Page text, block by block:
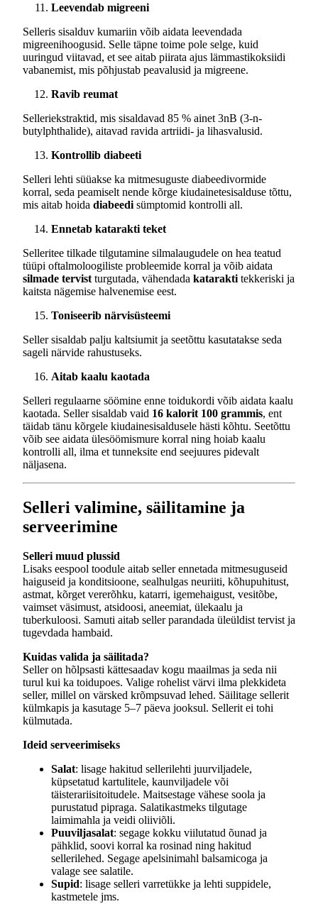
Leevendab migreeni
Selleris sisalduv kumariin võib aidata leevendada
migreenihoogusid. Selle täpne toime pole selge, kuid
uuringud viitavad, et see aitab piirata ajus lämmastikoksiidi
vabanemist, mis põhjustab peavalusid ja migreene.
Ravib reumat
Selleriekstraktid, mis sisaldavad 85 % ainet 3nB (3-n-
butylphthalide), aitavad ravida artriidi- ja lihasvalusid.
Kontrollib diabeeti
Selleri lehti süüakse ka mitmesuguste diabeedivormide
korral, seda peamiselt nende kõrge kiudainetesisalduse tõttu,
mis aitab hoida diabeedi sümptomid kontrolli all.
Ennetab katarakti teket
Selleritee tilkade tilgutamine silmalaugudele on hea teatud
tüüpi oftalmoloogiliste probleemide korral ja võib aidata
silmade tervist turgutada, vähendada katarakti tekkeriski ja
kaitsta nägemise halvenemise eest.
Toniseerib närvisüsteemi
Seller sisaldab palju kaltsiumit ja seetõttu kasutatakse seda
sageli närvide rahustuseks.
Aitab kaalu kaotada
Selleri regulaarne söömine enne toidukordi võib aidata kaalu
kaotada. Seller sisaldab vaid 16 kalorit 100 grammis, ent
täidab tänu kõrgele kiudainesisaldusele hästi kõhtu. Seetõttu
võib see aidata ülesöömismure korral ning hoiab kaalu
kontrolli all, ilma et tunneksite end seejuures pidevalt
näljasena.
Selleri valimine, säilitamine ja
serveerimine
Selleri muud plussid
Lisaks eespool toodule aitab seller ennetada mitmesuguseid
haiguseid ja konditsioone, sealhulgas neuriiti, kõhupuhitust,
astmat, kõrget vererõhku, katarri, igemehaigust, vesitõbe,
vaimset väsimust, atsidoosi, aneemiat, ülekaalu ja
tuberkuloosi. Samuti aitab seller parandada üleüldist tervist ja
tugevdada hambaid.
Kuidas valida ja säilitada?
Seller on hõlpsasti kättesaadav kogu maailmas ja seda nii
turul kui ka toidupoes. Valige rohelist värvi ilma plekkideta
seller, millel on värsked krõmpsuvad lehed. Säilitage sellerit
külmkapis ja kasutage 5–7 päeva jooksul. Sellerit ei tohi
külmutada.
Ideid serveerimiseks
Salat: lisage hakitud sellerilehti juurviljadele,
küpsetatud kartulitele, kaunviljadele või
täisterariisitoitudele. Maitsestage vähese soola ja
purustatud pipraga. Salatikastmeks tilgutage
laimimahla ja veidi oliiviõli.
Puuviljasalat: segage kokku viilutatud õunad ja
pähklid, soovi korral ka rosinad ning hakitud
sellerilehed. Segage apelsinimahl balsamicoga ja
valage see salatile.
Supid: lisage selleri varretükke ja lehti suppidele,
kastmetele jms.